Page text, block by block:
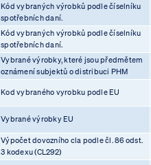
Kód vybraných výrobků podle číselníku
spotřebních daní.
Kód vybraných výrobků podle číselníku
spotřebních daní.
Vybrané výrobky, které jsou předmětem
oznámení subjektů o distribuci PHM
Kod vybraného vyrobku podle EU
Vybrané výrobky EU
Výpočet dovozního cla podle čl. 86 odst.
3 kodexu (CL292)